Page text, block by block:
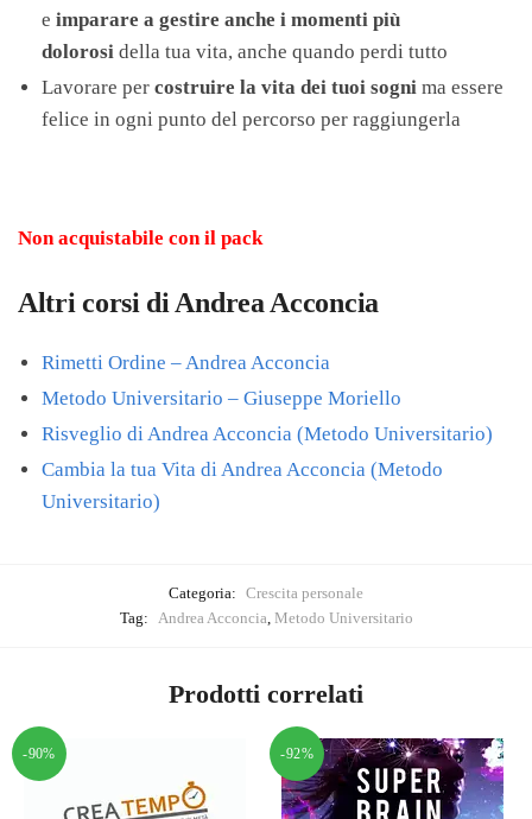
e imparare a gestire anche i momenti più
dolorosi della tua vita, anche quando perdi tutto
Lavorare per costruire la vita dei tuoi sogni ma essere
felice in ogni punto del percorso per raggiungerla
Non acquistabile con il pack
Altri corsi di Andrea Acconcia
Rimetti Ordine – Andrea Acconcia
Metodo Universitario – Giuseppe Moriello
Risveglio di Andrea Acconcia (Metodo Universitario)
Cambia la tua Vita di Andrea Acconcia (Metodo
Universitario)
Categoria: Crescita personale
Tag: Andrea Acconcia, Metodo Universitario
Prodotti correlati
-90% -92%